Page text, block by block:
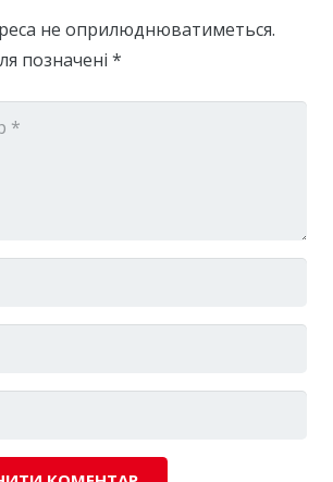
не оприлюднюватиметься.
позначені *